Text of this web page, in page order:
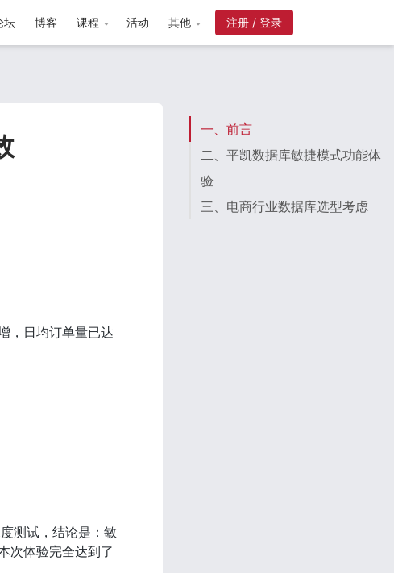
坛 博客 课程 活动 其他 注册 / 登录
，日均订单量已达
测试，结论是：敏
次体验完全达到了
一、前言
二、平凯数据库敏捷模式功能体
验
三、电商行业数据库选型考虑